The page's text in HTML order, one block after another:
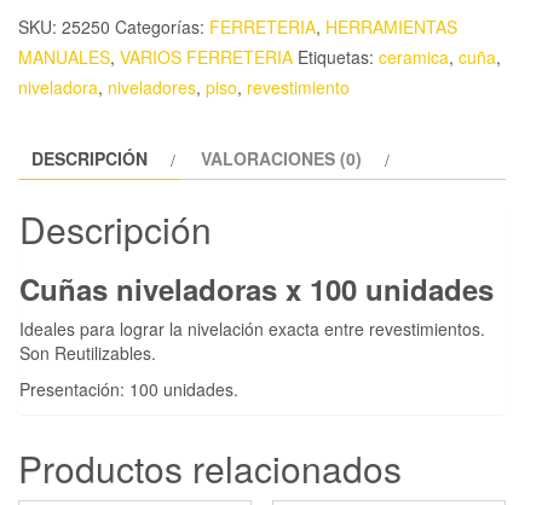
SKU: 25250 Categorías: FERRETERIA, HERRAMIENTAS
MANUALES, VARIOS FERRETERIA Etiquetas: ceramica, cuña,
niveladora, niveladores, piso, revestimiento
DESCRIPCIÓN VALORACIONES (0)
Descripción
Cuñas niveladoras x 100 unidades
Ideales para lograr la nivelación exacta entre revestimientos.
Son Reutilizables.
Presentación: 100 unidades.
Productos relacionados